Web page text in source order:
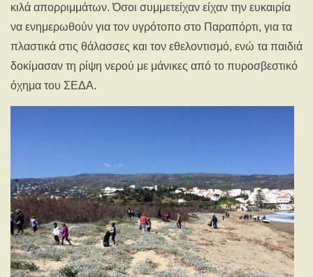
κιλά απορριμμάτων. Όσοι συμμετείχαν είχαν την ευκαιρία
να ενημερωθούν για τον υγρότοπο στο Παραπόρτι, για τα
πλαστικά στις θάλασσες και τον εθελοντισμό, ενώ τα παιδιά
δοκίμασαν τη ρίψη νερού με μάνικες από το πυροσβεστικό
όχημα του ΣΕΔΑ.